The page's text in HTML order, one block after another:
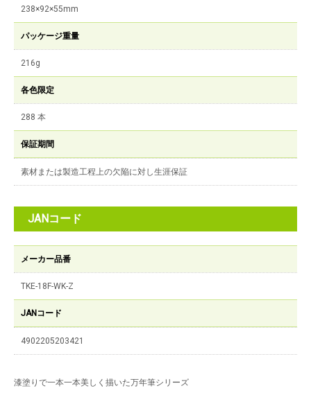
238×92×55mm
パッケージ重量
216g
各色限定
288 本
保証期間
素材または製造工程上の欠陥に対し生涯保証
JANコード
メーカー品番
TKE-18F-WK-Z
JANコード
4902205203421
漆塗りで一本一本美しく描いた万年筆シリーズ